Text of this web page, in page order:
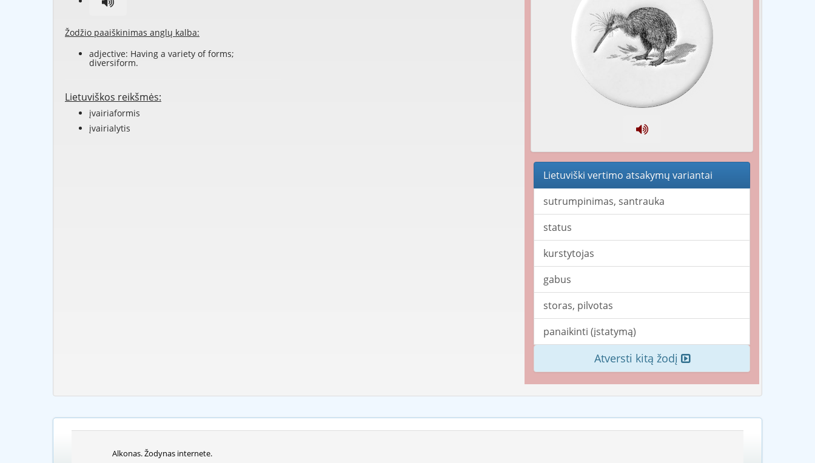
Žodžio paaiškinimas anglų kalba:
adjective: Having a variety of forms;
diversiform.
Lietuviškos reikšmės:
įvairiaformis
įvairialytis
Lietuviški vertimo atsakymų variantai
sutrumpinimas, santrauka
status
kurstytojas
gabus
storas, pilvotas
panaikinti (įstatymą)
Atversti kitą žodį
Alkonas. Žodynas internete.